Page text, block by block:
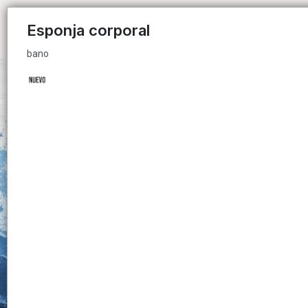
bano
Esponja corporal
bano